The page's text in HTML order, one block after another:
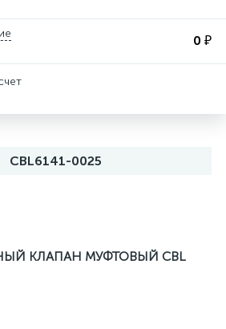
0 ₽
CBL6141-0025
КЛАПАН МУФТОВЫЙ CBL